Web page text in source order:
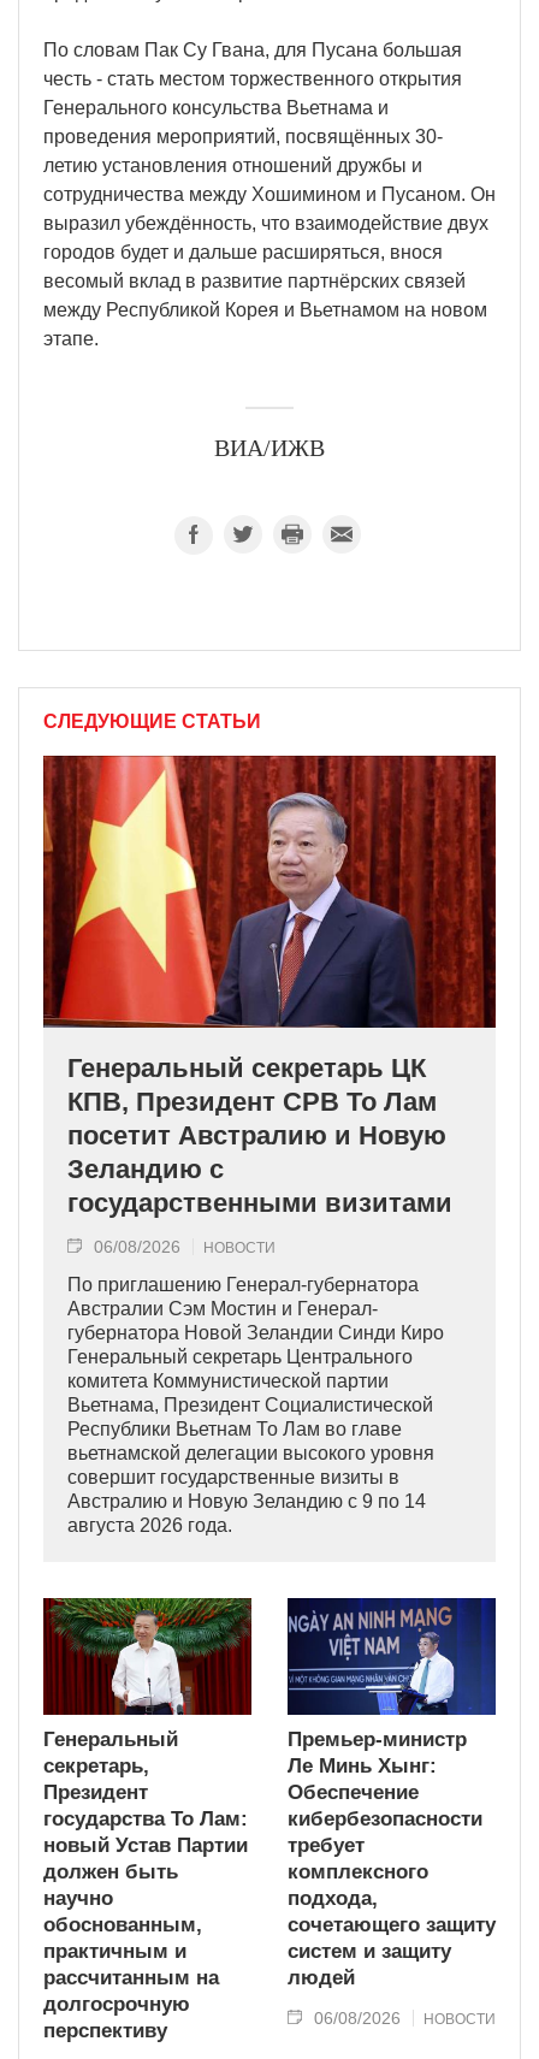
По словам Пак Су Гвана, для Пусана большая
честь - стать местом торжественного открытия
Генерального консульства Вьетнама и
проведения мероприятий, посвящённых 30-
летию установления отношений дружбы и
сотрудничества между Хошимином и Пусаном. Он
выразил убеждённость, что взаимодействие двух
городов будет и дальше расширяться, внося
весомый вклад в развитие партнёрских связей
между Республикой Корея и Вьетнамом на новом
этапе.
ВИА/ИЖВ
СЛЕДУЮЩИЕ СТАТЬИ
Генеральный секретарь ЦК
КПВ, Президент СРВ То Лам
посетит Австралию и Новую
Зеландию с
государственными визитами
06/08/2026 НОВОСТИ
По приглашению Генерал-губернатора
Австралии Сэм Мостин и Генерал-
губернатора Новой Зеландии Синди Киро
Генеральный секретарь Центрального
комитета Коммунистической партии
Вьетнама, Президент Социалистической
Республики Вьетнам То Лам во главе
вьетнамской делегации высокого уровня
совершит государственные визиты в
Австралию и Новую Зеландию с 9 по 14
августа 2026 года.
Генеральный
секретарь,
Президент
государства То Лам:
новый Устав Партии
должен быть
научно
обоснованным,
практичным и
рассчитанным на
долгосрочную
перспективу
Премьер-министр
Ле Минь Хынг:
Обеспечение
кибербезопасности
требует
комплексного
подхода,
сочетающего защиту
систем и защиту
людей
06/08/2026 НОВОСТИ